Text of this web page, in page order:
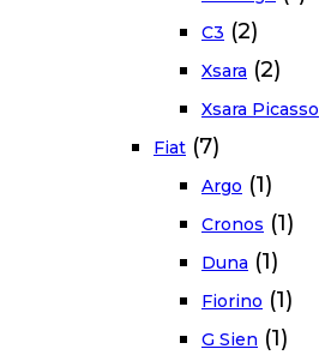
C3 (2)
Xsara (2)
Xsara Picasso
Fiat (7)
Argo (1)
Cronos (1)
Duna (1)
Fiorino (1)
G Sien (1)